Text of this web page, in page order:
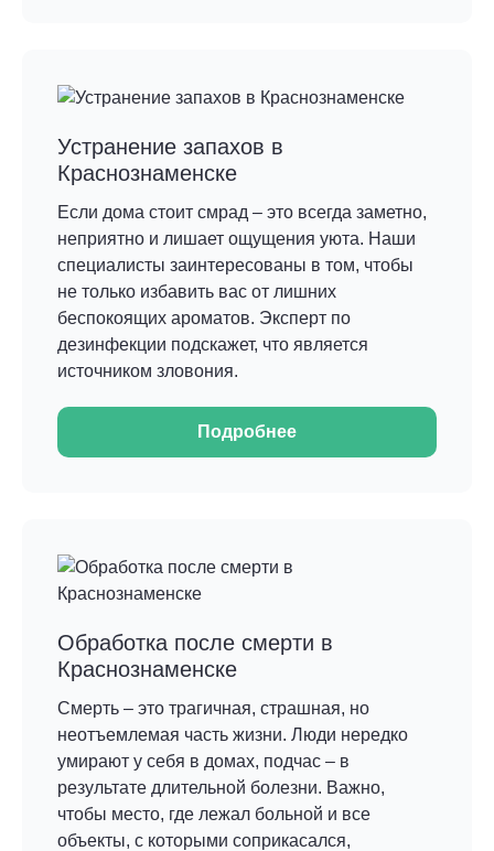
Устранение запахов в
Краснознаменске
Если дома стоит смрад – это всегда заметно,
неприятно и лишает ощущения уюта. Наши
специалисты заинтересованы в том, чтобы
не только избавить вас от лишних
беспокоящих ароматов. Эксперт по
дезинфекции подскажет, что является
источником зловония.
Подробнее
Обработка после смерти в
Краснознаменске
Смерть – это трагичная, страшная, но
неотъемлемая часть жизни. Люди нередко
умирают у себя в домах, подчас – в
результате длительной болезни. Важно,
чтобы место, где лежал больной и все
объекты, с которыми соприкасался,